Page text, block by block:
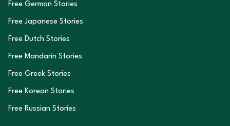
Free German Stories
Free Japanese Stories
Free Dutch Stories
Free Mandarin Stories
Free Greek Stories
Free Korean Stories
Free Russian Stories